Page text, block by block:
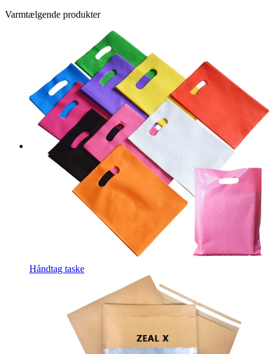
Varmtælgende produkter
Håndtag taske